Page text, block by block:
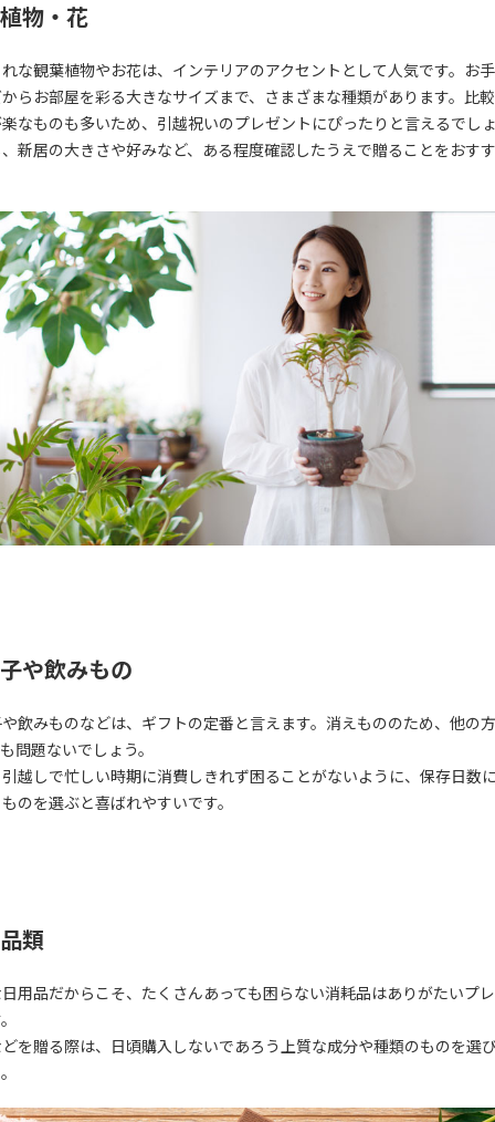
物・花
な観葉植物やお花は、インテリアのアクセントとして人気です。お
らお部屋を彩る大きなサイズまで、さまざまな種類があります。比
なものも多いため、引越祝いのプレゼントにぴったりと言えるでし
新居の大きさや好みなど、ある程度確認したうえで贈ることをおす
や飲みもの
飲みものなどは、ギフトの定番と言えます。消えもののため、他の
問題ないでしょう。
越しで忙しい時期に消費しきれず困ることがないように、保存日数
のを選ぶと喜ばれやすいです。
類
用品だからこそ、たくさんあっても困らない消耗品はありがたいプ
を贈る際は、日頃購入しないであろう上質な成分や種類のものを選